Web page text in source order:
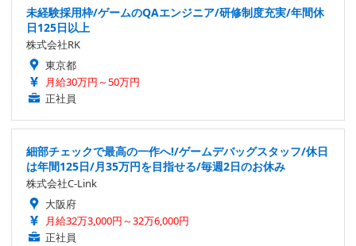
未経験採用枠/ゲームのQAエンジニア/研修制度充実/年間休
日125日以上
株式会社RK
東京都
月給30万円～50万円
正社員
細部チェックで最高の一作へ!/ゲームデバッグスタッフ/休日
は年間125日/月35万円を目指せる/毎週2日のお休み
株式会社C-Link
大阪府
月給32万3,000円～32万6,000円
正社員